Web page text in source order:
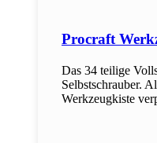
Procraft
Das 34 teilige
Selbstschrauber.
Werkzeugkiste